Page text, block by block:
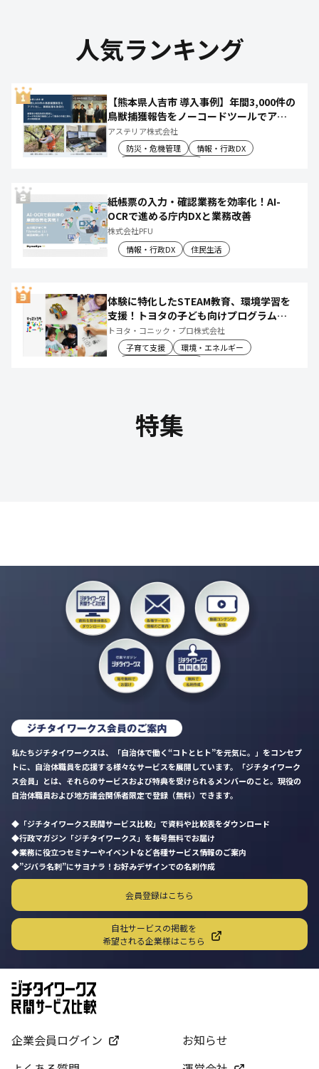
人気ランキング
【熊本県人吉市 導入事例】年間3,000件の
鳥獣捕獲報告をノーコードツールでアプ
リ化し、月50時間の庁内作業を削減
アステリア株式会社
防災・危機管理
情報・行政DX
紙帳票の入力・確認業務を効率化！AI-
OCRで進める庁内DXと業務改善
株式会社PFU
情報・行政DX
住民生活
体験に特化したSTEAM教育、環境学習を
支援！トヨタの子ども向けプログラムで
社会や将来について楽しく学べる体験機
会を創出
トヨタ・コニック・プロ株式会社
子育て支援
環境・エネルギー
特集
私たちジチタイワークスは、「自治体で働く“コトとヒト”を元気に。」をコンセプ
トに、自治体職員を応援する様々なサービスを展開しています。「ジチタイワーク
ス会員」とは、それらのサービスおよび特典を受けられるメンバーのこと。現役の
自治体職員および地方議会関係者限定で登録（無料）できます。
「ジチタイワークス民間サービス比較」で資料や比較表をダウンロード
行政マガジン「ジチタイワークス」を毎号無料でお届け
業務に役立つセミナーやイベントなど各種サービス情報のご案内
”ジバラ名刺”にサヨナラ！お好みデザインでの名刺作成
会員登録はこちら
自社サービスの掲載を
希望される企業様はこちら
企業会員ログイン
お知らせ